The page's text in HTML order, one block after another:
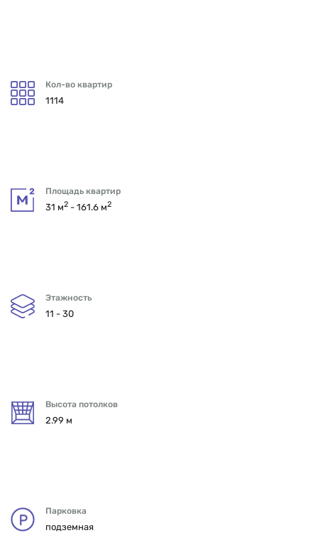
Кол-во квартир
1114
Площадь квартир
31 м2 - 161.6 м2
Этажность
11 - 30
Высота потолков
2.99 м
Парковка
подземная